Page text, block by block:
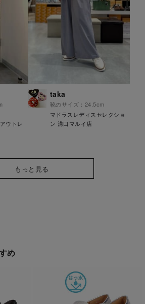
ウトレ
taka
靴のサイズ：24.5cm
マドラスレディスセレクショ
ン 溝口マルイ店
もっと見る
め